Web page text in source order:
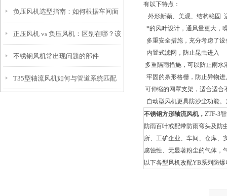
负压风机选型指南：如何根据车间面
积与工艺需求匹配风量与风压
正压风机 vs 负压风机：区别在哪？该
怎么选？
不锈钢风机常出现问题的部件
T35型轴流风机如何与管道系统匹配
有以下特点：
外形新颖、美观、结构稳固
*的风叶设计，通风量更大，
多重安全措施，充分考虑了
内置式滤网，防止昆虫进入
多重隔雨措施，可以防止雨水
牢固的条形格栅，防止异物
可伸缩的网罩支架，适合适合
自动型风机更具防沙尘功能
不锈钢方形轴流风机， ZTF-3
防雨百叶或配带防雨弯头及防
所、工矿企业、车间、仓库、
腐蚀性、无显著粉尘的气体，
以下各型风机改配YB系列防爆